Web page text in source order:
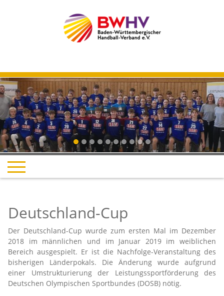
Deutschland-Cup
Der Deutschland-Cup wurde zum ersten Mal im Dezember
2018 im männlichen und im Januar 2019 im weiblichen
Bereich ausgespielt. Er ist die Nachfolge-Veranstaltung des
bisherigen Länderpokals. Die Änderung wurde aufgrund
einer Umstrukturierung der Leistungssportförderung des
Deutschen Olympischen Sportbundes (DOSB) nötig.